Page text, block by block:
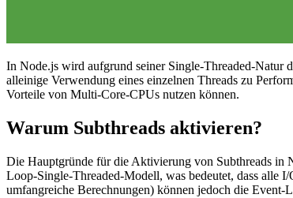
In Node.js wird aufgrund seiner Single-Threaded-Natur
alleinige Verwendung eines einzelnen Threads zu
Vorteile von Multi-Core-CPUs nutzen können.
Warum Subthreads aktivieren?
Die Hauptgründe für die Aktivierung von Subthreads in
Loop-Single-Threaded-Modell, was bedeutet, dass alle
umfangreiche Berechnungen) können jedoch die